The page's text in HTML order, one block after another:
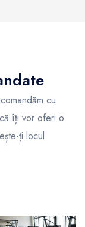
cu
îți vor oferi o
ți locul